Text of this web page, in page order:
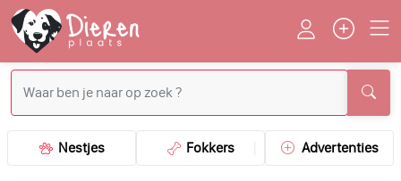
Nestjes Fokkers Advertenties